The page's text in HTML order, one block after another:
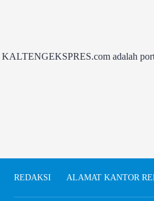
KALTENGEKSPRES.com adalah
REDAKSI ALAMAT KANTOR